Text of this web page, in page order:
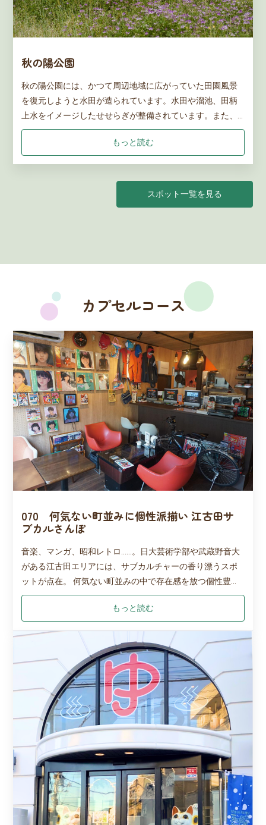
秋の陽公園
秋の陽公園には、かつて周辺地域に広がっていた田園風景
を復元しようと水田が造られています。水田や溜池、田柄
上水をイメージしたせせらぎが整備されています。また、
長屋門をイメージした門があり、区民から「田んぼのある
公園」として親しまれています。
もっと読む
スポット一覧を見る
カプセルコース
070 何気ない町並みに個性派揃い 江古田サ
ブカルさんぽ
音楽、マンガ、昭和レトロ……。日大芸術学部や武蔵野音大
がある江古田エリアには、サブカルチャーの香り漂うスポ
ットが点在。 何気ない町並みの中で存在感を放つ個性豊か
な店は、サブカル初心者もコアなマニアもウェルカム！ ぜ
もっと読む